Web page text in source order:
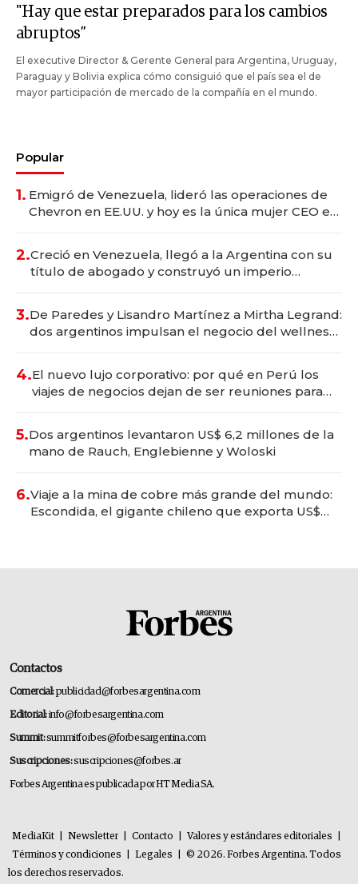
"Hay que estar preparados para los cambios
abruptos”
El executive Director & Gerente General para Argentina, Uruguay,
Paraguay y Bolivia explica cómo consiguió que el país sea el de
mayor participación de mercado de la compañía en el mundo.
Popular
1. Emigró de Venezuela, lideró las operaciones de
Chevron en EE.UU. y hoy es la única mujer CEO en
2.Creció en Venezuela, llegó a la Argentina con su
título de abogado y construyó un imperio
3.De Paredes y Lisandro Martínez a Mirtha Legrand:
dos argentinos impulsan el negocio del wellness
4.El nuevo lujo corporativo: por qué en Perú los
viajes de negocios dejan de ser reuniones para
5.Dos argentinos levantaron US$ 6,2 millones de la
mano de Rauch, Englebienne y Woloski
6.Viaje a la mina de cobre más grande del mundo:
Escondida, el gigante chileno que exporta US$
Contactos
Comercial:publicidad@forbesargentina.com
Editorial:info@forbesargentina.com
Summit:summitforbes@forbesargentina.com
Suscripciones:suscripciones@forbes.ar
Forbes Argentina es publicada por HT Media SA.
MediaKit Newsletter Contacto Valores y estándares editoriales
Términos y condiciones
Legales
© 2026. Forbes Argentina. Todos
los derechos reservados.